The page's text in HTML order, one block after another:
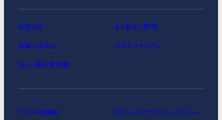
お知らせ よくあるご質問
お問い合わせ サステナビリティ
法人・旅行会社様
サイト利用規約 グローバルプライバシーポリシー